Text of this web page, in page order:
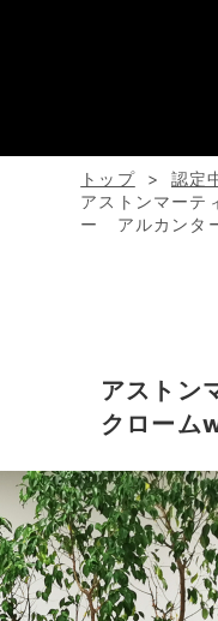
トップ
認定
アストンマー
ー アルカンタ
アストン
クローム